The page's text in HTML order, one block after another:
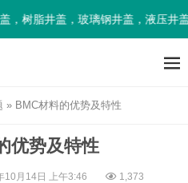
树脂井盖，玻璃钢井盖，液压井
» BMC材料的优势及特性
优势及特性
10月14日 上午3:46 1,373